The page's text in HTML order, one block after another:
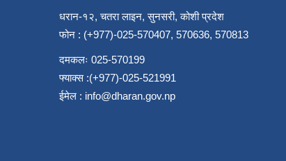
धरान-१२, चतरा लाइन, सुनसरी, कोशी प्रदेश
फोन : (+977)-025-570407, 570636, 570813
दमकलः 025-570199
फ्याक्स :(+977)-025-521991
ईमेल : info@dharan.gov.np